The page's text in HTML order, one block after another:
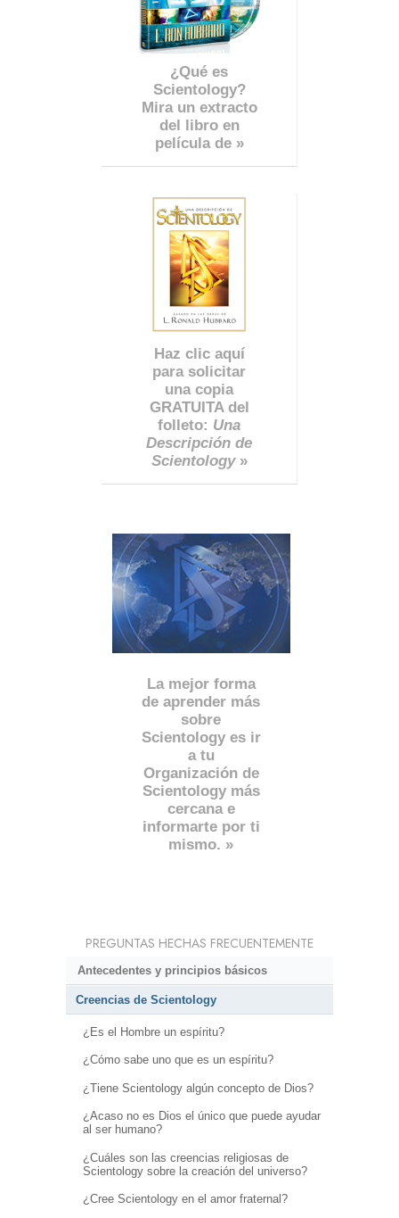
¿Qué es
Scientology?
Mira un extracto
del libro en
película de »
Haz clic aquí
para solicitar
una copia
GRATUITA del
folleto: Una
Descripción de
Scientology»
La mejor forma
de aprender más
sobre
Scientology es ir
a tu
Organización de
Scientology más
cercana e
informarte por ti
mismo. »
PREGUNTAS HECHAS FRECUENTEMENTE
Antecedentes y principios básicos
Creencias de Scientology
¿Es el Hombre un espíritu?
¿Cómo sabe uno que es un espíritu?
¿Tiene Scientology algún concepto de Dios?
¿Acaso no es Dios el único que puede ayudar
al ser humano?
¿Cuáles son las creencias religiosas de
Scientology sobre la creación del universo?
¿Cree Scientology en el amor fraternal?